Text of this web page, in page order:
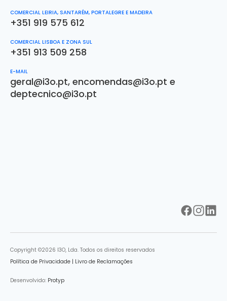
COMERCIAL LEIRIA, SANTARÉM, PORTALEGRE E MADEIRA
+351 919 575 612
COMERCIAL LISBOA E ZONA SUL
+351 913 509 258
E-MAIL
geral@i3o.pt,encomendas@i3o.pt e
deptecnico@i3o.pt
Copyright ©2026 I3O, Lda. Todos os direitos reservados
Política de Privacidade | Livro de Reclamações
Desenvolvido: Protyp